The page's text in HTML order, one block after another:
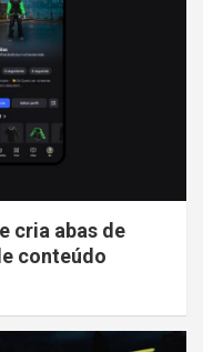
cria abas de
conteúdo